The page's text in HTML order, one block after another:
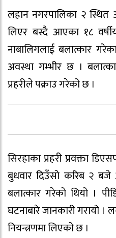
लहान नगरपालिका २ स्थित
लिएर बस्दै आएका १८
नाबालिगलाई बलात्कार
अवस्था गम्भीर छ ।
प्रहरीले पक्राउ गरेको छ ।
सिरहाका प्रहरी प्रवक्ता
बुधवार दिउँसो करिब २
बलात्कार गरेको थियो ।
घटनाबारे जानकारी गरायो ।
नियन्त्रणमा लिएको छ ।